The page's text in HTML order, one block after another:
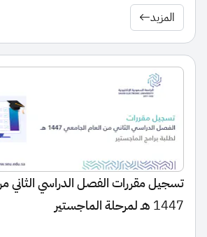
المزيد
تسجيل مقررات الفصل الدراسي الثاني
1447 هـ لمرحلة الماجستير